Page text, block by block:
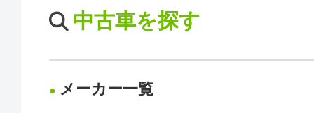
中古車を探す
メーカー一覧